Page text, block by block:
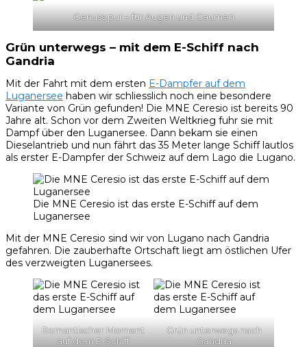
Genuss pur – für Augen und Gaumen
Grün unterwegs – mit dem E-Schiff nach
Gandria
Mit der Fahrt mit dem ersten E-Dampfer auf dem
Luganersee haben wir schliesslich noch eine besondere
Variante von Grün gefunden! Die MNE Ceresio ist bereits 90
Jahre alt. Schon vor dem Zweiten Weltkrieg fuhr sie mit
Dampf über den Luganersee. Dann bekam sie einen
Dieselantrieb und nun fährt das 35 Meter lange Schiff lautlos
als erster E-Dampfer der Schweiz auf dem Lago die Lugano.
Die MNE Ceresio ist das erste E-Schiff auf dem
Luganersee
Mit der MNE Ceresio sind wir von Lugano nach Gandria
gefahren. Die zauberhafte Ortschaft liegt am östlichen Ufer
des verzweigten Luganersees.
Romantischer Moment
auf dem E-Schiff
Grün unterwegs nach
Gandria